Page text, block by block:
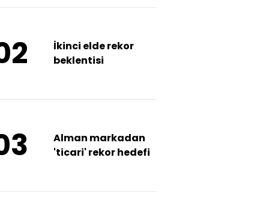
İkinci elde rekor
beklentisi
Alman markadan
'ticari' rekor hedefi